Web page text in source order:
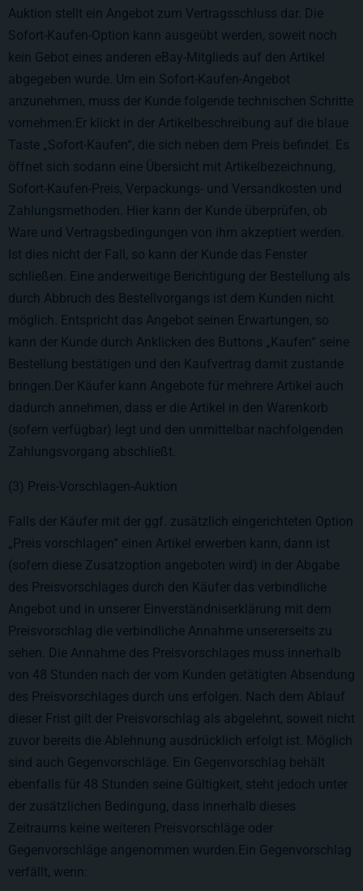
Auktion stellt ein Angebot zum Vertragsschluss dar. Die
Sofort-Kaufen-Option kann ausgeübt werden, soweit noch
kein Gebot eines anderen eBay-Mitglieds auf den Artikel
abgegeben wurde. Um ein Sofort-Kaufen-Angebot
anzunehmen, muss der Kunde folgende technischen Schritte
vornehmen:Er klickt in der Artikelbeschreibung auf die blaue
Taste „Sofort-Kaufen“, die sich neben dem Preis befindet. Es
öffnet sich sodann eine Übersicht mit Artikelbezeichnung,
Sofort-Kaufen-Preis, Verpackungs- und Versandkosten und
Zahlungsmethoden. Hier kann der Kunde überprüfen, ob
Ware und Vertragsbedingungen von ihm akzeptiert werden.
Ist dies nicht der Fall, so kann der Kunde das Fenster
schließen. Eine anderweitige Berichtigung der Bestellung als
durch Abbruch des Bestellvorgangs ist dem Kunden nicht
möglich. Entspricht das Angebot seinen Erwartungen, so
kann der Kunde durch Anklicken des Buttons „Kaufen“ seine
Bestellung bestätigen und den Kaufvertrag damit zustande
bringen.Der Käufer kann Angebote für mehrere Artikel auch
dadurch annehmen, dass er die Artikel in den Warenkorb
(sofern verfügbar) legt und den unmittelbar nachfolgenden
Zahlungsvorgang abschließt.
(3) Preis-Vorschlagen-Auktion
Falls der Käufer mit der ggf. zusätzlich eingerichteten Option
„Preis vorschlagen“ einen Artikel erwerben kann, dann ist
(sofern diese Zusatzoption angeboten wird) in der Abgabe
des Preisvorschlages durch den Käufer das verbindliche
Angebot und in unserer Einverständniserklärung mit dem
Preisvorschlag die verbindliche Annahme unsererseits zu
sehen. Die Annahme des Preisvorschlages muss innerhalb
von 48 Stunden nach der vom Kunden getätigten Absendung
des Preisvorschlages durch uns erfolgen. Nach dem Ablauf
dieser Frist gilt der Preisvorschlag als abgelehnt, soweit nicht
zuvor bereits die Ablehnung ausdrücklich erfolgt ist. Möglich
sind auch Gegenvorschläge. Ein Gegenvorschlag behält
ebenfalls für 48 Stunden seine Gültigkeit, steht jedoch unter
der zusätzlichen Bedingung, dass innerhalb dieses
Zeitraums keine weiteren Preisvorschläge oder
Gegenvorschläge angenommen wurden.Ein Gegenvorschlag
verfällt, wenn: